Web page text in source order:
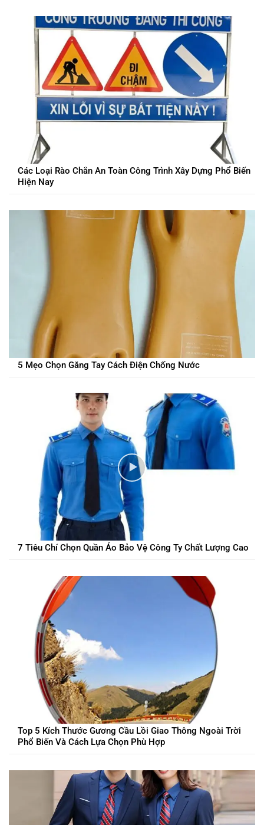
Các Loại Rào Chắn An Toàn Công Trình Xây Dựng Phổ Biến
Hiện Nay
5 Mẹo Chọn Găng Tay Cách Điện Chống Nước
7 Tiêu Chí Chọn Quần Áo Bảo Vệ Công Ty Chất Lượng Cao
Top 5 Kích Thước Gương Cầu Lồi Giao Thông Ngoài Trời
Phổ Biến Và Cách Lựa Chọn Phù Hợp